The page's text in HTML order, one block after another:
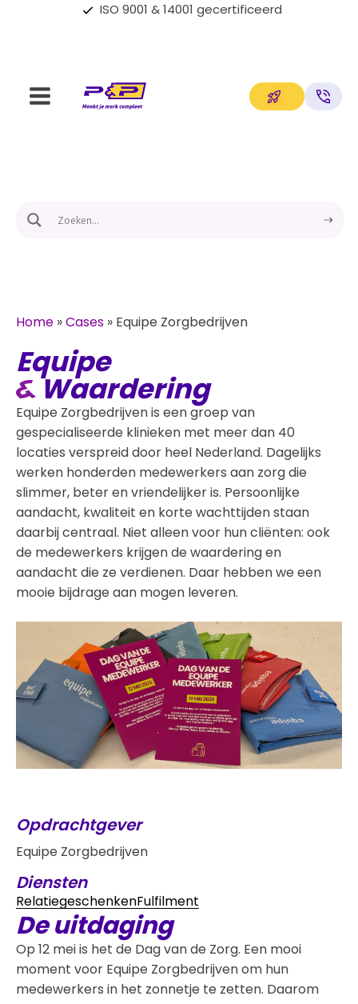
Op maat gemaakte oplossingen
Home »Cases » Equipe Zorgbedrijven
Equipe
Waardering
Equipe Zorgbedrijven is een groep van
gespecialiseerde klinieken met meer dan 40
locaties verspreid door heel Nederland. Dagelijks
werken honderden medewerkers aan zorg die
slimmer, beter en vriendelijker is. Persoonlijke
aandacht, kwaliteit en korte wachttijden staan
daarbij centraal. Niet alleen voor hun cliënten: ook
de medewerkers krijgen de waardering en
aandacht die ze verdienen. Daar hebben we een
mooie bijdrage aan mogen leveren.
Opdrachtgever
Equipe Zorgbedrijven
Diensten
RelatiegeschenkenFulfilment
De uitdaging
Op 12 mei is het de Dag van de Zorg. Een mooi
moment voor Equipe Zorgbedrijven om hun
medewerkers in het zonnetje te zetten. Daarom